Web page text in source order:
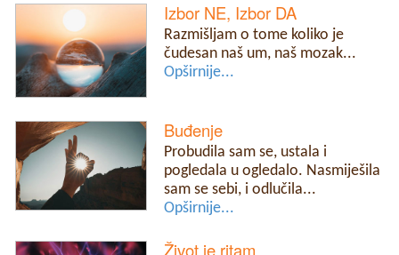
Izbor NE, Izbor DA
Razmišljam o tome koliko je
čudesan naš um, naš mozak...
Opširnije...
Buđenje
Probudila sam se, ustala i
pogledala u ogledalo. Nasmiješila
sam se sebi, i odlučila...
Opširnije...
Život je ritam